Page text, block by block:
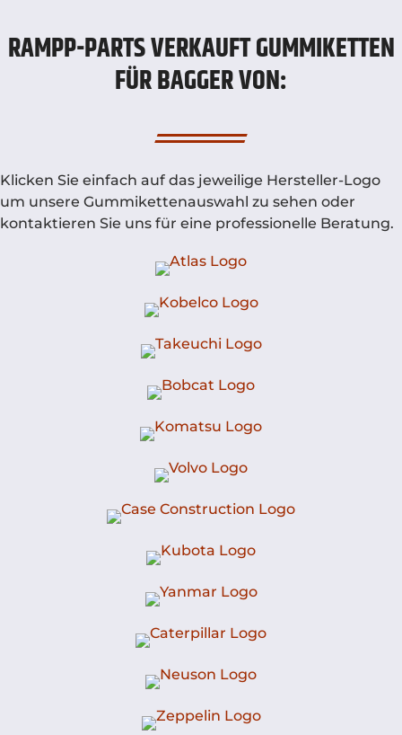
RAMPP-PARTS VERKAUFT GUMMIKETTEN
FÜR BAGGER VON:
Klicken Sie einfach auf das jeweilige Hersteller-Logo
um unsere Gummikettenauswahl zu sehen oder
kontaktieren Sie uns für eine professionelle Beratung.